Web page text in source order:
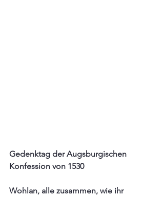
Gedenktag der Augsburgischen
Konfession von 1530
Wohlan, alle zusammen, wie ihr